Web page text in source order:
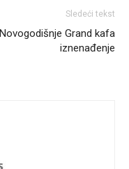
Sledeći tekst
Novogodišnje Grand kafa
iznenađenje